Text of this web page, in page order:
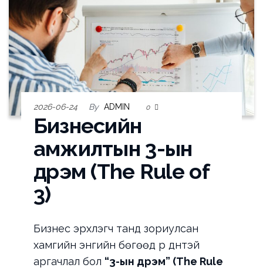
2026-06-24 By ADMIN 0
Бизнесийн
амжилтын 3-ын
дүрэм (The Rule of
3)
Бизнес эрхлэгч танд зориулсан
хамгийн энгийн бөгөөд үр дүнтэй
аргачлал бол “3-ын дүрэм” (The Rule